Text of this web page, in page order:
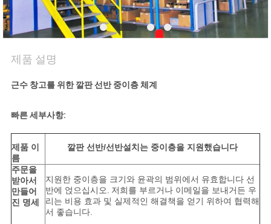
세
요
뉴
경
우
사
제품 설명
근수 창고를 위한 깔판 선반 중이층 체계
빠른 세부사항:
제품 이
름
깔판 선반/선반설치는 중이층을 지원했습니다
주문을
받아서
만들어
진 명세
지원한 중이층을 크기와 윤곽의 범위에서 유효합니다 선
반에 얹으십시오. 저희를 부르거나 이메일을 보내거든 우
리는 비용 효과 및 실제적인 해결책을 얻기 위하여 협력해
서 좋습니다.